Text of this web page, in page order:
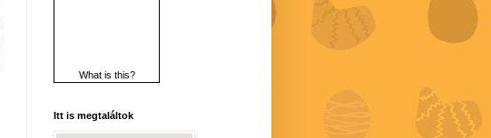
What is this?
Itt is megtaláltok